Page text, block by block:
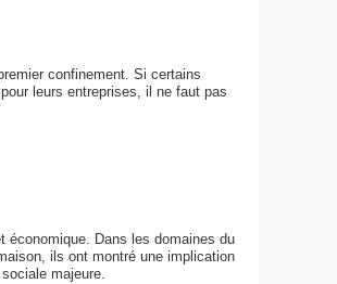
confinement. Si certains
leurs entreprises, il ne faut pas
Dans les domaines du
ils ont montré une implication
majeure.